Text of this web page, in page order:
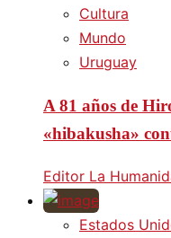
Cultura
Mundo
Uruguay
A 81 años de
«hibakusha»
Editor La
Estados